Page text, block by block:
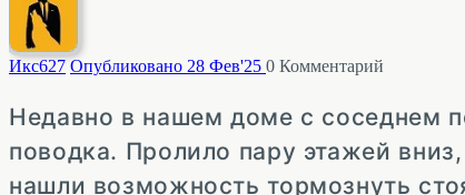
Икс627 Опубликовано 28 Фев'25 0 Комментарий
Недавно в нашем доме с соседнем
поводка. Пролило пару этажей
нашли возможность тормознуть